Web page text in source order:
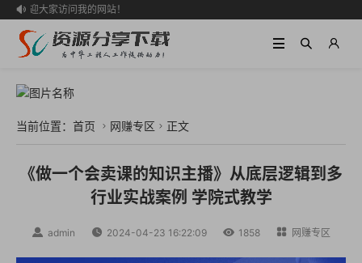

欢迎大家访问我的网站！
当前位置： 首页  网赚专区  正文
《做一个会卖课的知识主播》从底层逻辑到多
行业实战案例 学院式教学
 admin  2024-04-23 16:22:09  1858  网赚专区